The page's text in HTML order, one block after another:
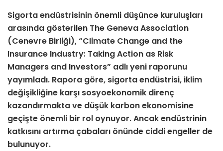
Sigorta endüstrisinin önemli düşünce kuruluşları
arasında gösterilen The Geneva Association
(Cenevre Birliği), “Climate Change and the
Insurance Industry: Taking Action as Risk
Managers and Investors” adlı yeni raporunu
yayımladı. Rapora göre, sigorta endüstrisi, iklim
değişikliğine karşı sosyoekonomik direnç
kazandırmakta ve düşük karbon ekonomisine
geçişte önemli bir rol oynuyor. Ancak endüstrinin
katkısını artırma çabaları önünde ciddi engeller de
bulunuyor.